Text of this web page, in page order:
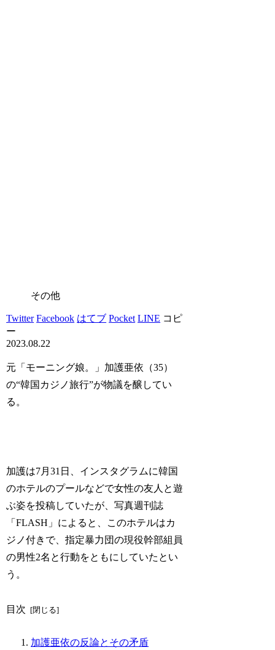
その他
Twitter Facebook はてブ Pocket LINE コピ
ー
2023.08.22
元「モーニング娘。」加護亜依（35）
の“韓国カジノ旅行”が物議を醸してい
る。
加護は7月31日、インスタグラムに韓国
のホテルのプールなどで女性の友人と遊
ぶ姿を投稿していたが、写真週刊誌
「FLASH」によると、このホテルはカ
ジノ付きで、指定暴力団の現役幹部組員
の男性2名と行動をともにしていたとい
う。
目次
加護亜依の反論とその矛盾